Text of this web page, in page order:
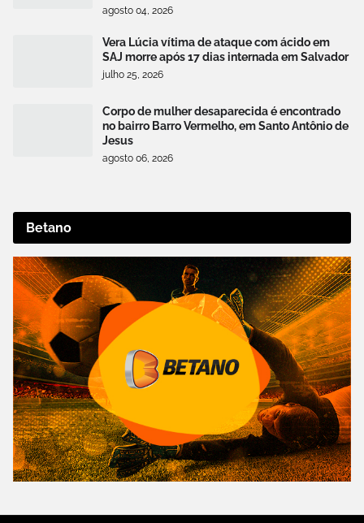
agosto 04, 2026
Vera Lúcia vítima de ataque com ácido em
SAJ morre após 17 dias internada em Salvador
julho 25, 2026
Corpo de mulher desaparecida é encontrado
no bairro Barro Vermelho, em Santo Antônio de
Jesus
agosto 06, 2026
Betano